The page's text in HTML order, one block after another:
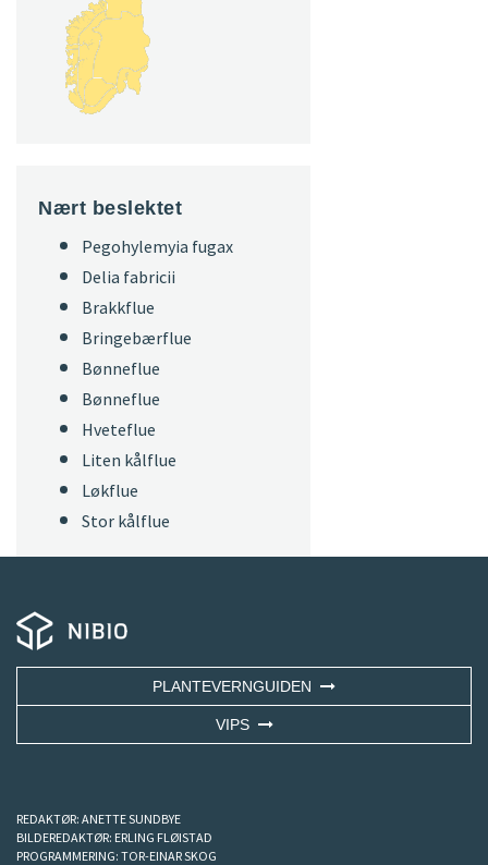
Nært beslektet
Pegohylemyia fugax
Delia fabricii
Brakkflue
Bringebærflue
Bønneflue
Bønneflue
Hveteflue
Liten kålflue
Løkflue
Stor kålflue
PLANTEVERNGUIDEN
VIPS
REDAKTØR: ANETTE SUNDBYE
BILDEREDAKTØR: ERLING FLØISTAD
PROGRAMMERING: TOR-EINAR SKOG